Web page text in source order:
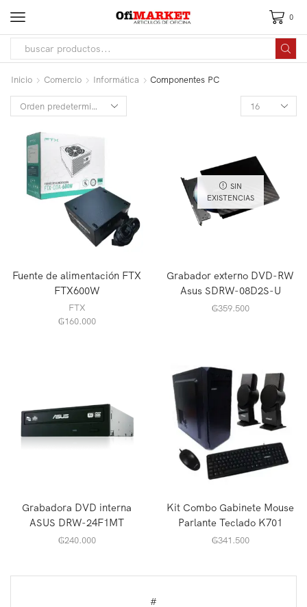
0
Inicio Comercio Informática Componentes PC
Fuente de alimentación FTX
FTX600W
FTX
₲160.000
SIN
EXISTENCIAS
Grabador externo DVD-RW
Asus SDRW-08D2S-U
₲359.500
Grabadora DVD interna
ASUS DRW-24F1MT
₲240.000
Kit Combo Gabinete Mouse
Parlante Teclado K701
₲341.500
#